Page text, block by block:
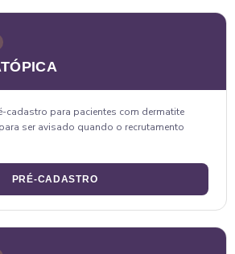
cadastro para pacientes com dermatite
ser avisado quando o recrutamento
PRÉ-CADASTRO